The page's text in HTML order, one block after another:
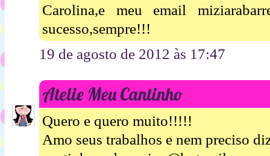
Carolina,e meu email
sucesso,sempre!!!
19 de agosto de 2012 às 17:47
Atelie Meu Cantinho
Quero e quero muito!!!!!
Amo seus trabalhos e nem preciso